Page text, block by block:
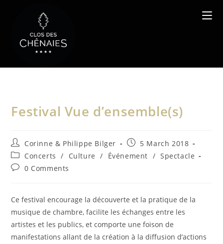
Festival Vue d’ensemble(s)
Post
author:
Corinne & Philippe Bilger
Post
published:
5 March 2018
Post
category:
Concerts / Culture / Événement / Spectacle
Post0 Comments
Ce festival encourage la découverte et la pratique de la
musique de chambre, facilite les échanges entre les
artistes et les publics, et comporte une foison de
manifestations allant de la création à la diffusion d’actions